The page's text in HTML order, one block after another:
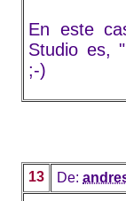
En este
Studio es,
;-)
13 De: